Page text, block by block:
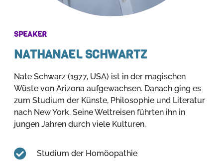
SPEAKER
NATHANAEL SCHWARTZ
Nate Schwarz (1977, USA) ist in der magischen
Wüste von Arizona aufgewachsen. Danach ging es
zum Studium der Künste, Philosophie und Literatur
nach New York. Seine Weltreisen führten ihn in
jungen Jahren durch viele Kulturen.
Studium der Homöopathie